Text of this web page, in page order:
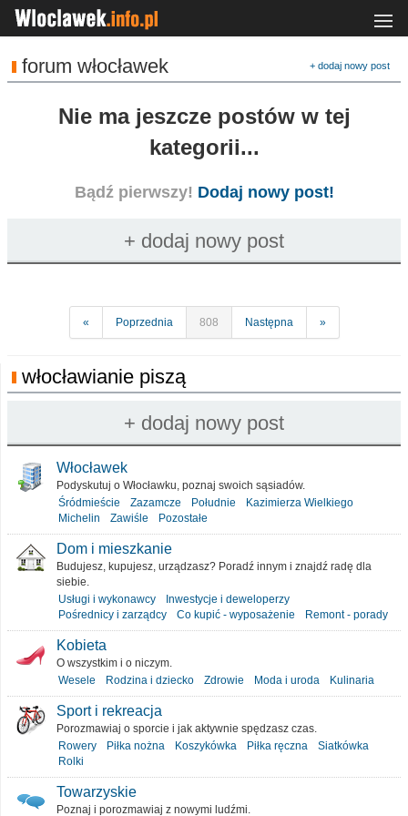
forum włocławek + dodaj nowy post
Nie ma jeszcze postów w tej
kategorii...
Bądź pierwszy! Dodaj nowy post!
« Poprzednia 808 Następna »
włocławianie piszą
Włocławek
Podyskutuj o Włocławku, poznaj swoich sąsiadów.
Śródmieście
Zazamcze Południe
Kazimierza Wielkiego
Michelin
Zawiśle Pozostałe
Dom i mieszkanie
Budujesz, kupujesz, urządzasz? Poradź innym i znajdź radę dla
siebie.
Usługi i wykonawcy
Inwestycje i deweloperzy
Pośrednicy i zarządcy
Co kupić - wyposażenie Remont - porady
Kobieta
O wszystkim i o niczym.
Wesele
Rodzina i dziecko Zdrowie Moda i uroda Kulinaria
Sport i rekreacja
Porozmawiaj o sporcie i jak aktywnie spędzasz czas.
Rowery
Piłka nożna Koszykówka Piłka ręczna
Siatkówka
Rolki
Towarzyskie
Poznaj i porozmawiaj z nowymi ludźmi.